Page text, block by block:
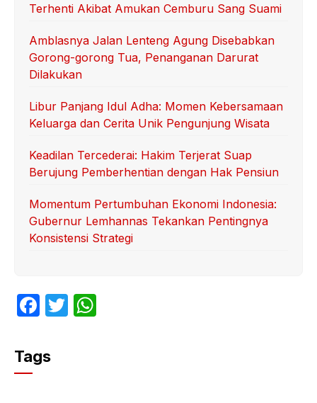
Terhenti Akibat Amukan Cemburu Sang Suami
Amblasnya Jalan Lenteng Agung Disebabkan
Gorong-gorong Tua, Penanganan Darurat
Dilakukan
Libur Panjang Idul Adha: Momen Kebersamaan
Keluarga dan Cerita Unik Pengunjung Wisata
Keadilan Tercederai: Hakim Terjerat Suap
Berujung Pemberhentian dengan Hak Pensiun
Momentum Pertumbuhan Ekonomi Indonesia:
Gubernur Lemhannas Tekankan Pentingnya
Konsistensi Strategi
F
c
e
T
Tags